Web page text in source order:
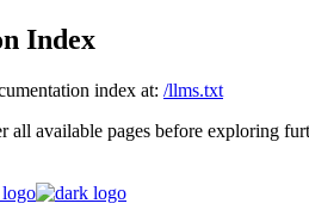
Index
index at: /llms.txt
all available pages before exploring